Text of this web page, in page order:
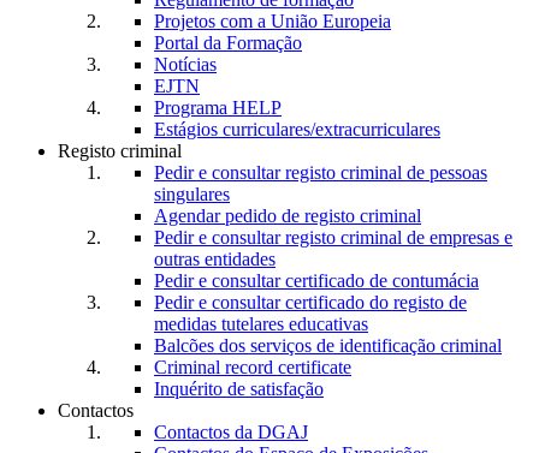
Projetos com a União Europeia
Portal da Formação
Notícias
EJTN
Programa HELP
Estágios curriculares/extracurriculares
Registo criminal
Pedir e consultar registo criminal de pessoas
singulares
Agendar pedido de registo criminal
Pedir e consultar registo criminal de empresas e
outras entidades
Pedir e consultar certificado de contumácia
Pedir e consultar certificado do registo de
medidas tutelares educativas
Balcões dos serviços de identificação criminal
Criminal record certificate
Inquérito de satisfação
Contactos
Contactos da DGAJ